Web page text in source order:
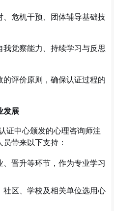
、危机干预、团体辅导基础技
我觉察能力、持续学习与反思
评价原则，确保认证过程的
发展
证中心颁发的心理咨询师注
带来以下支持：
、晋升等环节，作为专业学习
社区、学校及相关单位选用心